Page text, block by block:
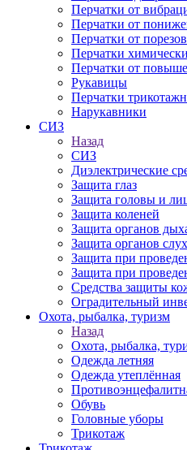
Перчатки от
Перчатки от
Перчатки от порезов
Перчатки
Перчатки от
Рукавицы
Перчатки
Нарукавники
СИЗ
Назад
СИЗ
Диэлектрические
Защита глаз
Защита головы и
Защита коленей
Защита органов
Защита органов
Защита при
Защита при
Средства защиты
Оградительный
Охота, рыбалка, туризм
Назад
Охота, рыбалка,
Одежда летняя
Одежда утеплённая
Обувь
Головные уборы
Трикотаж